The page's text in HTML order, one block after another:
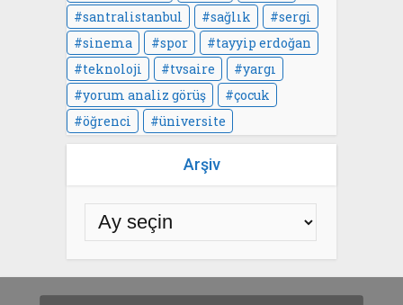
santralistanbul
sağlık
sergi
sinema
spor
tayyip erdoğan
teknoloji
tvsaire
yargı
yorum analiz görüş
çocuk
öğrenci
üniversite
Arşiv